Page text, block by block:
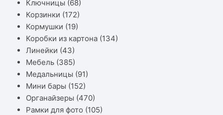
Ключницы (68)
Корзинки (172)
Кормушки (19)
Коробки из картона (134)
Линейки (43)
Мебель (385)
Медальницы (91)
Мини бары (152)
Органайзеры (470)
Рамки для фото (105)